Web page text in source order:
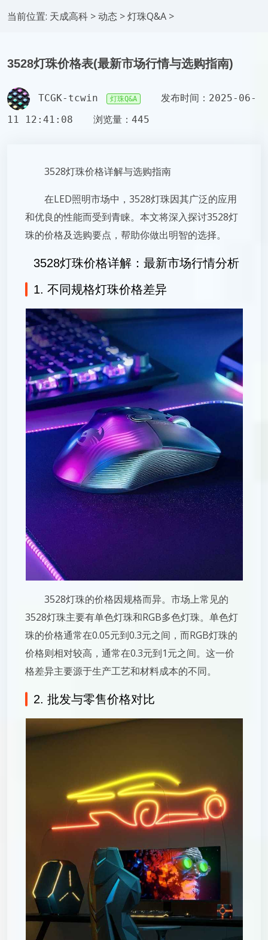
当前位置: 天成高科 >动态 >灯珠Q&A >
3528灯珠价格表(最新市场行情与选购指南)
TCGK-tcwin 灯珠Q&A
发布时间：2025-06-
11 12:41:08
浏览量：445
3528灯珠价格详解与选购指南
在LED照明市场中，3528灯珠因其广泛的应用
和优良的性能而受到青睐。本文将深入探讨3528灯
珠的价格及选购要点，帮助你做出明智的选择。
3528灯珠价格详解：最新市场行情分析
1. 不同规格灯珠价格差异
3528灯珠的价格因规格而异。市场上常见的
3528灯珠主要有单色灯珠和RGB多色灯珠。单色灯
珠的价格通常在0.05元到0.3元之间，而RGB灯珠的
价格则相对较高，通常在0.3元到1元之间。这一价
格差异主要源于生产工艺和材料成本的不同。
2. 批发与零售价格对比